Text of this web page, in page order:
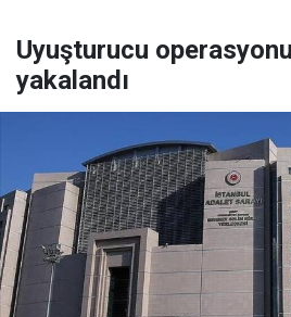
Uyuşturucu
yakalandı